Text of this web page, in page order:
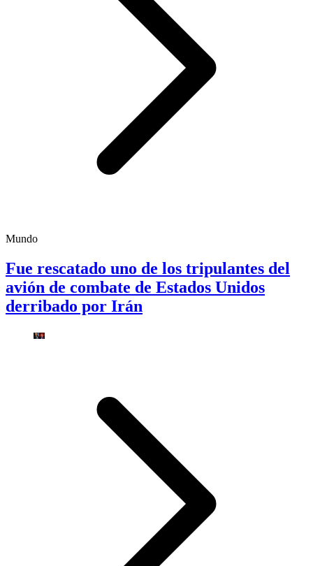
Mundo
Fue rescatado uno de los tripulantes del
avión de combate de Estados Unidos
derribado por Irán